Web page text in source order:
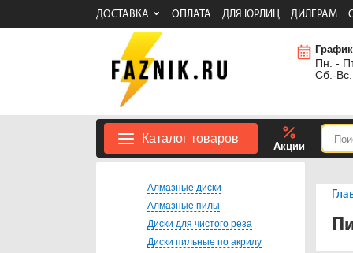
ДОСТАВКА ОПЛАТА ДЛЯ ЮРЛИЦ ДИЛЕРАМ
Пн. -
Сб.-
Каталог товаров
Акции
Алмазные диски
Алмазные пилы
Диски для чистого реза
Диски пильные по акрилу